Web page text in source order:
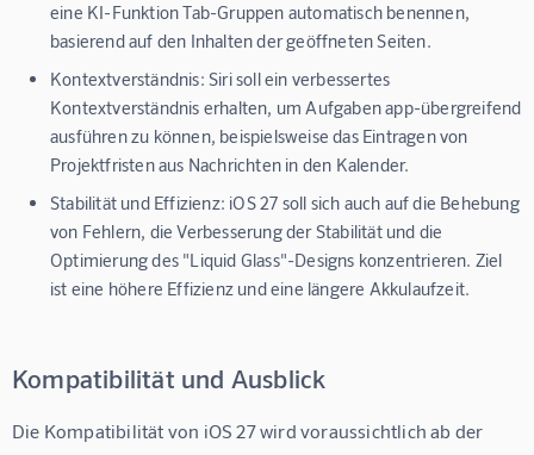
eine KI-Funktion Tab-Gruppen automatisch benennen,
basierend auf den Inhalten der geöffneten Seiten.
Kontextverständnis: Siri soll ein verbessertes
Kontextverständnis erhalten, um Aufgaben app-übergreifend
ausführen zu können, beispielsweise das Eintragen von
Projektfristen aus Nachrichten in den Kalender.
Stabilität und Effizienz: iOS 27 soll sich auch auf die Behebung
von Fehlern, die Verbesserung der Stabilität und die
Optimierung des "Liquid Glass"-Designs konzentrieren. Ziel
ist eine höhere Effizienz und eine längere Akkulaufzeit.
Kompatibilität und Ausblick
Die Kompatibilität von iOS 27 wird voraussichtlich ab der